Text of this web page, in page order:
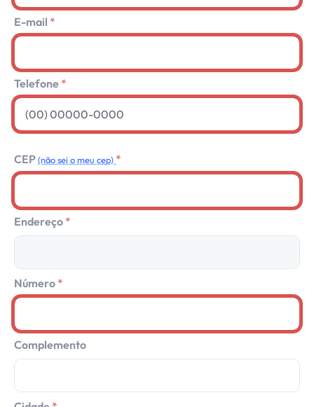
E-mail
Telefone
CEP(não sei o meu cep)
Endereço
Número
Complemento